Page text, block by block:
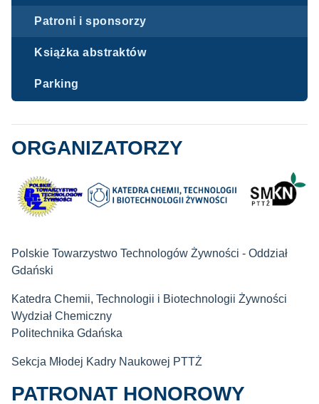
Patroni i sponsorzy
Książka abstraktów
Parking
ORGANIZATORZY
Polskie Towarzystwo Technologów Żywności - Oddział
Gdański
Katedra Chemii, Technologii i Biotechnologii Żywności
Wydział Chemiczny
Politechnika Gdańska
Sekcja Młodej Kadry Naukowej PTTŻ
PATRONAT HONOROWY